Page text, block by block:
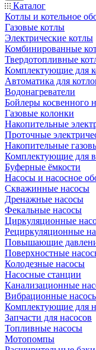
Каталог
Котлы и котельное
Газовые котлы
Электрические котлы
Комбинированные
Твердотопливные
Комплектующие для
Автоматика для
Водонагреватели
Бойлеры косвенного
Газовые колонки
Накопительные
Проточные
Накопительные
Комплектующие для
Буферные ёмкости
Насосы и насосное
Скважинные насосы
Дренажные насосы
Фекальные насосы
Циркуляционные
Рециркуляционные
Повышающие
Поверхностные
Колодезные насосы
Насосные станции
Канализационные
Вибрационные
Комплектующие для
Запчасти для насосов
Топливные насосы
Мотопомпы